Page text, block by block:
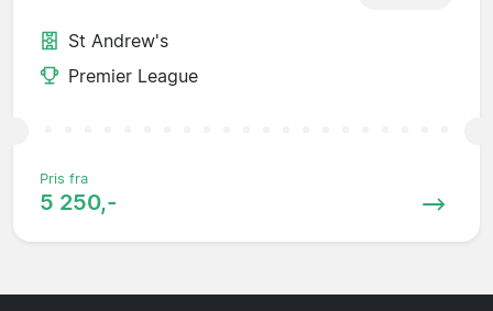
St Andrew's
Premier League
Pris fra
5 250,-